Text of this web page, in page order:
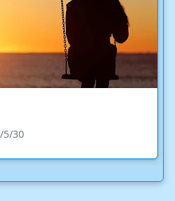
5/30